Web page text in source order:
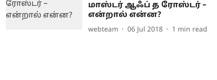
மாஸ்டர் ஆஃப் த ரோஸ்டர் –
என்றால் என்ன?
webteam 06 Jul 2018 1 min read